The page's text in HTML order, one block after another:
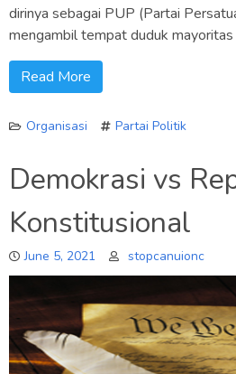
dirinya sebagai PUP (Partai
mengambil tempat duduk
Read More
Organisasi Partai Politik
Demokrasi vs
Konstitusional
June 5, 2021 stopcanuionc